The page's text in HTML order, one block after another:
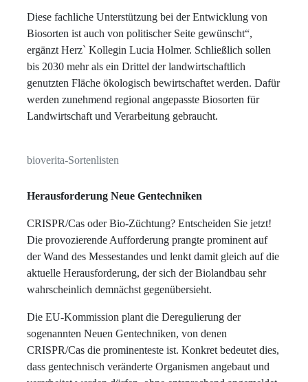
Diese fachliche Unterstützung bei der Entwicklung von
Biosorten ist auch von politischer Seite gewünscht“,
ergänzt Herz` Kollegin Lucia Holmer. Schließlich sollen
bis 2030 mehr als ein Drittel der landwirtschaftlich
genutzten Fläche ökologisch bewirtschaftet werden. Dafür
werden zunehmend regional angepasste Biosorten für
Landwirtschaft und Verarbeitung gebraucht.
bioverita-Sortenlisten
Herausforderung Neue Gentechniken
CRISPR/Cas oder Bio-Züchtung? Entscheiden Sie jetzt!
Die provozierende Aufforderung prangte prominent auf
der Wand des Messestandes und lenkt damit gleich auf die
aktuelle Herausforderung, der sich der Biolandbau sehr
wahrscheinlich demnächst gegenübersieht.
Die EU-Kommission plant die Deregulierung der
sogenannten Neuen Gentechniken, von denen
CRISPR/Cas die prominenteste ist. Konkret bedeutet dies,
dass gentechnisch veränderte Organismen angebaut und